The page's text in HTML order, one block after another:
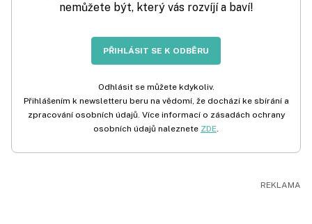
nemůžete být, který vás rozvíjí a baví!
PŘIHLÁSIT SE K ODBĚRU
Odhlásit se můžete kdykoliv.
Přihlášením k newsletteru beru na vědomí, že dochází ke sbírání a
zpracování osobních údajů. Více informací o zásadách ochrany
osobních údajů naleznete ZDE.